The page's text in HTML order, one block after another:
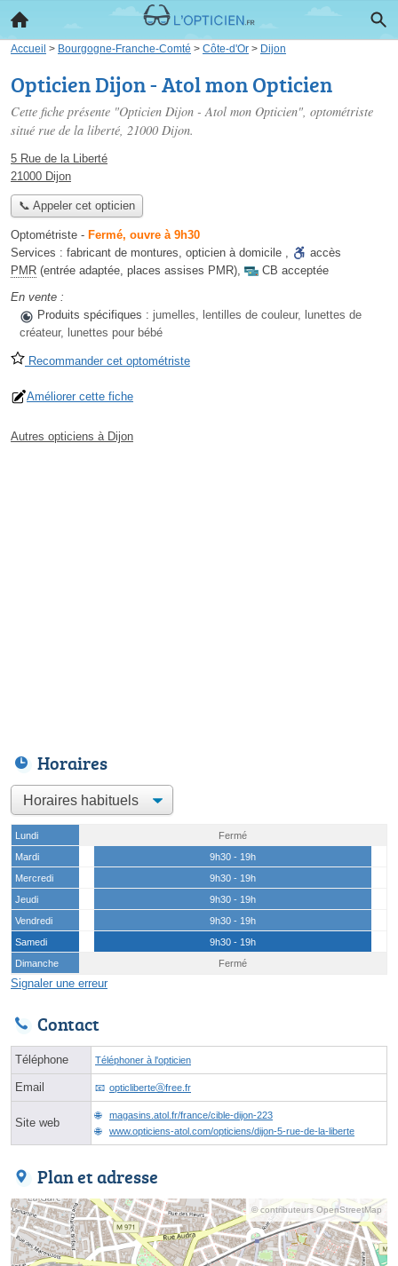
Accueil > Bourgogne-Franche-Comté > Côte-d'Or > Dijon
Opticien Dijon - Atol mon Opticien
Cette fiche présente "Opticien Dijon - Atol mon Opticien", optométriste
situé rue de la liberté, 21000 Dijon.
5 Rue de la Liberté
21000 Dijon
📞 Appeler cet opticien
Optométriste - Fermé, ouvre à 9h30
Services : fabricant de montures, opticien à domicile ,
accès
PMR (entrée adaptée, places assises PMR),
CB acceptée
En vente :
Produits spécifiques : jumelles, lentilles de couleur, lunettes de
créateur, lunettes pour bébé
Recommander cet optométriste
Améliorer cette fiche
Autres opticiens à Dijon
Horaires
Lundi
Fermé
Mardi
9h30 - 19h
Mercredi
9h30 - 19h
Jeudi
9h30 - 19h
Vendredi
9h30 - 19h
Samedi
9h30 - 19h
Dimanche
Fermé
Signaler une erreur
Contact
Téléphone Téléphoner à l'opticien
Email opticliberteⓐfree.fr
Site web
magasins.atol.fr/france/cible-dijon-223
www.opticiens-atol.com/opticiens/dijon-5-rue-de-la-liberte
Plan et adresse
© contributeurs OpenStreetMap